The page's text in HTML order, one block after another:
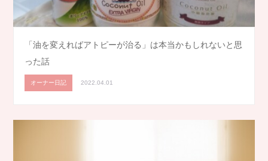
「油を変えればアトピーが治る」は本当かもしれないと思
った話
オーナー日記 2022.04.01